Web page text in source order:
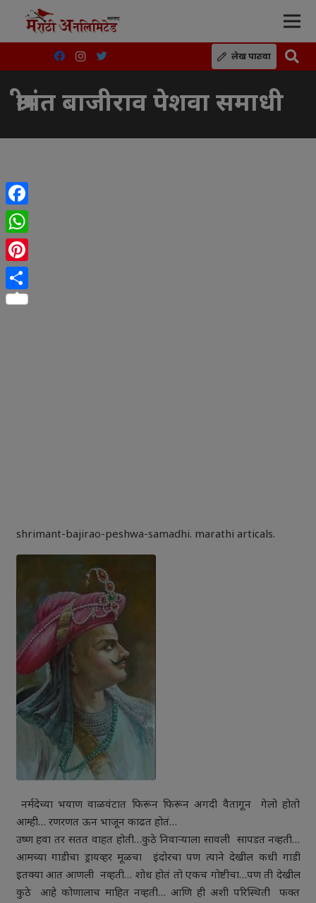
लेख पाठवा
श्रीमंत बाजीराव पेशवा समाधी
shrimant-bajirao-peshwa-samadhi. marathi articals.
नर्मदेच्या भयाण वाळवंटात फिरून फिरून अगदी वैतागून गेलो होतो
आम्ही… रणरणत ऊन भाजून काढत होतं…
उष्ण हवा तर सतत वाहत होती…कुठे निवाऱ्याला सावली सापडत नव्हती…
आमच्या गाडीचा ड्रायव्हर मूळचा इंदोरचा पण त्याने देखील कधी गाडी
इतक्या आत आणली नव्हती… शोध होतं तो एकच गोष्टीचा…पण ती देखील
कुठे आहे कोणालाच माहित नव्हती… आणि ही अशी परिस्थिती फक्त
Facebook
WhatsApp
Pinterest
Share